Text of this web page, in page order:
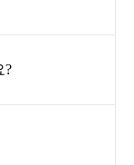
?